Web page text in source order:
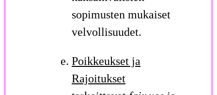
sopimusten mukaiset
velvollisuudet.
Poikkeukset ja
Rajoitukset